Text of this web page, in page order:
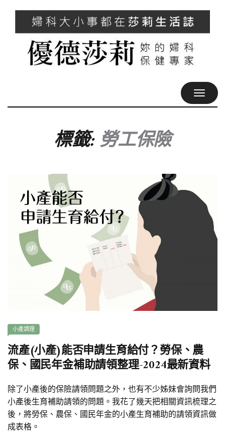
標籤:勞工保險
小產調理
流產(小產)能否申請生育給付？勞保、農
保、國民年金補助請領整理-2024最新資料
除了小產後的保險請領問題之外，也有不少姊妹會詢問我們
小產後生育補助請領的問題。我花了幾天把相關資訊梳理之
後，將勞保、農保、國民年金的小產生育補助的請領資訊做
成表格。